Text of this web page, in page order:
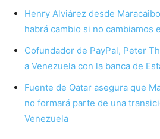
Henry Alviárez desde
habrá cambio si no cambiamos
Cofundador de PayPal, Peter
a Venezuela con la banca de
Fuente de Qatar asegura que
no formará parte de una
Venezuela